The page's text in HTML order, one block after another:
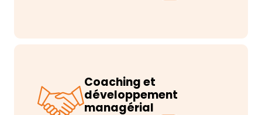
Coaching et
développement
managérial